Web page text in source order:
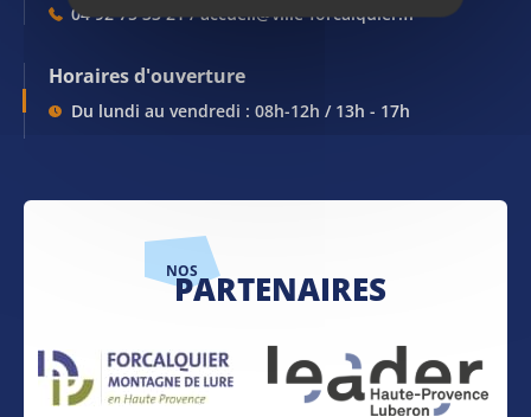
04 92 75 33 21 / accueil@ville-forcalquier.fr
Horaires d'ouverture
Du lundi au vendredi : 08h-12h / 13h - 17h
NOS
PARTENAIRES